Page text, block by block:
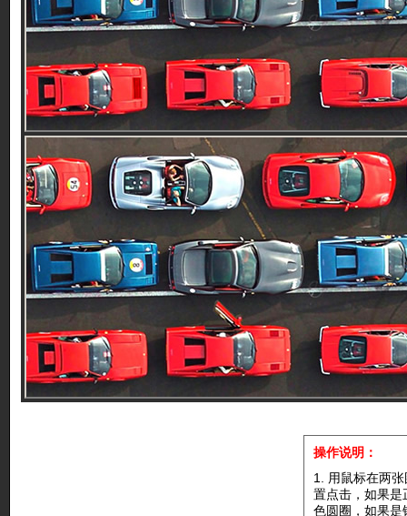
操作说明：
1. 用鼠标在两
置点击，如果是
色圆圈，如果是